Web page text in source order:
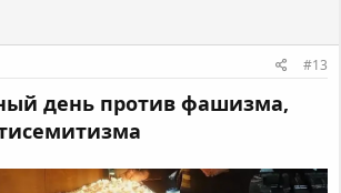
#13
день против фашизма,